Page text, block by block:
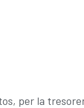
per la